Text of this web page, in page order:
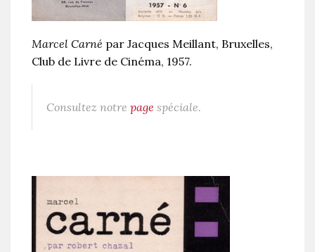
Marcel Carné par Jacques Meillant, Bruxelles,
Club de Livre de Cinéma, 1957.
Consultez notre page spéciale.